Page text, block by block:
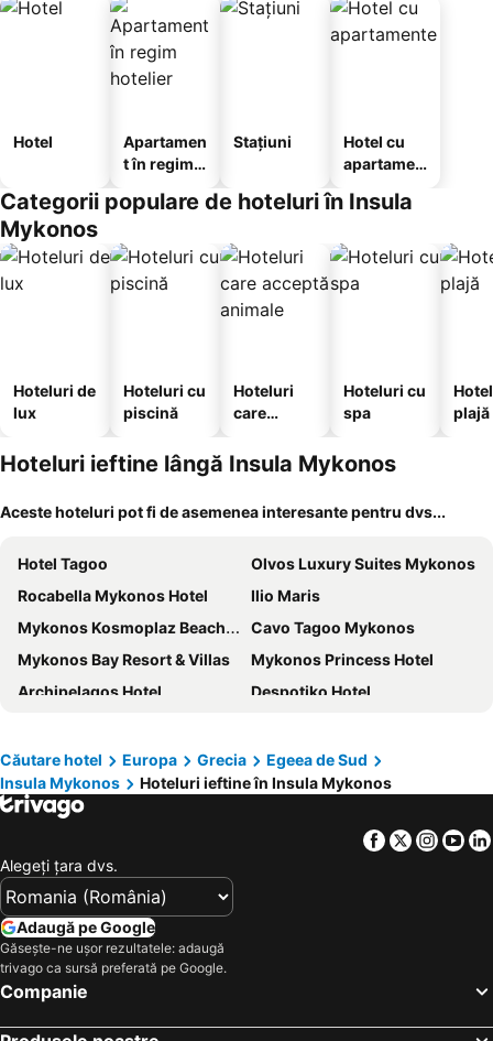
Hotel
Apartamen
t în regim
Stațiuni
Hotel cu
apartamen
Categorii populare de hoteluri în Insula
Mykonos
Hoteluri de
lux
Hoteluri cu
piscină
Hoteluri
care
animale
Hoteluri cu
spa
plajă
Hoteluri ieftine lângă Insula Mykonos
Aceste hoteluri pot fi de asemenea interesante pentru dvs...
Hotel Tagoo
Olvos Luxury Suites Mykonos
Rocabella Mykonos Hotel
Ilio Maris
Mykonos Kosmoplaz Beach Resort Hotel
Cavo Tagoo Mykonos
Mykonos Bay Resort & Villas
Mykonos Princess Hotel
Archipelagos Hotel
Despotiko Hotel
Yiannaki Hotel
Pietra e Mare - Mykonos Moments by Mr and Mrs White
Albatros Club Mykonos
Makis Place
Greco Philia Hotel Boutique
Paradise Beach Resort
Giannoulaki Hotel
Cyclades Blue
Eternal Suites
Hotel Lefteris
Căutare hotel Europa Grecia
Egeea de Sud
Insula Mykonos
Hoteluri ieftine în Insula Mykonos
Facebook
Twitter
Alegeţi ţara dvs.
Adaugă pe Google
Găsește-ne ușor rezultatele: adaugă
trivago ca sursă preferată pe Google.
Companie